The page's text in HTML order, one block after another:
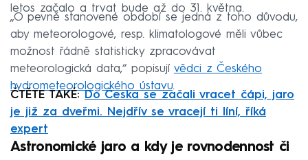
letos začalo a trvat bude až do 31. května.
„O pevně stanovené období se jedná z toho důvodu,
aby meteorologové, resp. klimatologové měli vůbec
možnost řádně statisticky zpracovávat
meteorologická data,“ popisují vědci z Českého
hydrometeorologického ústavu.
ČTĚTE TAKÉ:
Do Česka se začali vracet čápi, jaro
je již za dveřmi. Nejdřív se vracejí ti líní, říká
expert
Astronomické jaro a kdy je rovnodennost či